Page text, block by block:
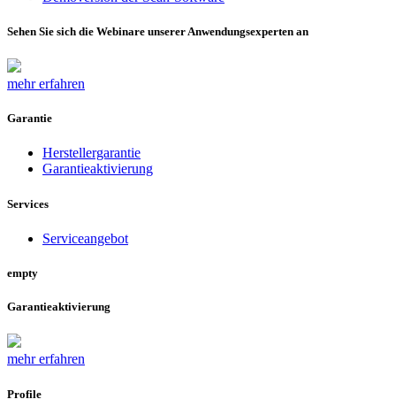
Sehen Sie sich die Webinare unserer Anwendungsexperten an
mehr erfahren
Garantie
Herstellergarantie
Garantieaktivierung
Services
Serviceangebot
empty
Garantieaktivierung
mehr erfahren
Profile